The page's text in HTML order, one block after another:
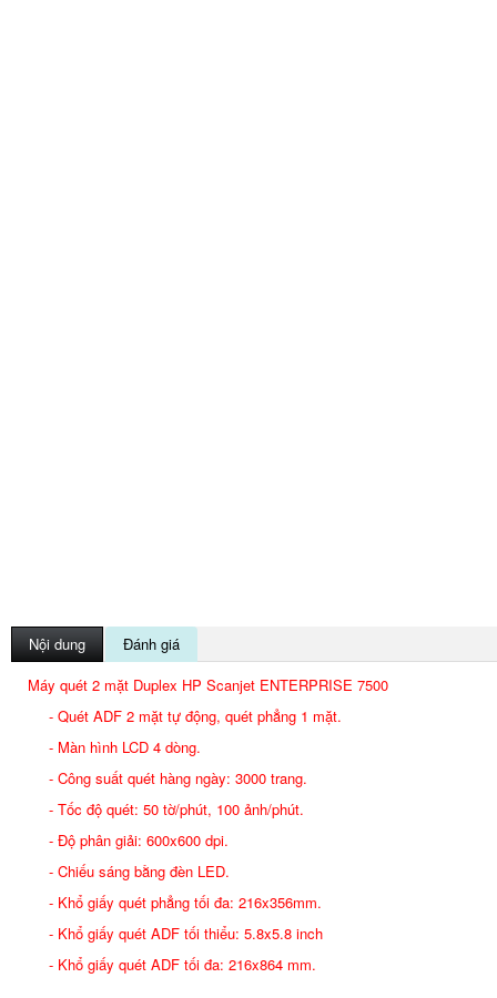
Nội dung
Đánh giá
Máy quét 2 mặt Duplex HP Scanjet ENTERPRISE 7500
- Quét ADF 2 mặt tự động, quét phẳng 1 mặt.
- Màn hình LCD 4 dòng.
- Công suất quét hàng ngày: 3000 trang.
- Tốc độ quét: 50 tờ/phút, 100 ảnh/phút.
- Độ phân giải: 600x600 dpi.
- Chiếu sáng bằng đèn LED.
- Khổ giấy quét phẳng tối đa: 216x356mm.
- Khổ giấy quét ADF tối thiểu: 5.8x5.8 inch
- Khổ giấy quét ADF tối đa: 216x864 mm.